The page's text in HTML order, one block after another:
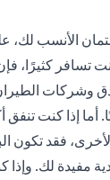
الأنسب لك،
تسافر كثيرًا،
وشركات
أما إذا كنت تنفق
فقد تكون
مفيدة لك.